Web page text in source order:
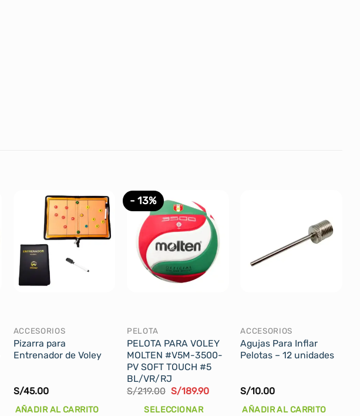
ACCESORIOS
Pizarra para
Entrenador de Voley
S/45.00
AÑADIR AL CARRITO
- 13%
PELOTA
PELOTA PARA VOLEY
MOLTEN #V5M-3500-
PV SOFT TOUCH #5
BL/VR/RJ
S/219.00 El
precio
original
S/189.90El
SELECCIONAR
ACCESORIOS
Agujas Para Inflar
Pelotas – 12 unidades
S/10.00
AÑADIR AL CARRITO